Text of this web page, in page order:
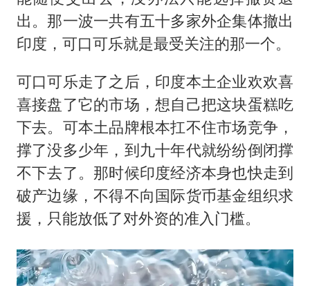
出。那一波一共有五十多家外企集体撤出
印度，可口可乐就是最受关注的那一个。
可口可乐走了之后，印度本土企业欢欢喜
喜接盘了它的市场，想自己把这块蛋糕吃
下去。可本土品牌根本扛不住市场竞争，
撑了没多少年，到九十年代就纷纷倒闭撑
不下去了。那时候印度经济本身也快走到
破产边缘，不得不向国际货币基金组织求
援，只能放低了对外资的准入门槛。